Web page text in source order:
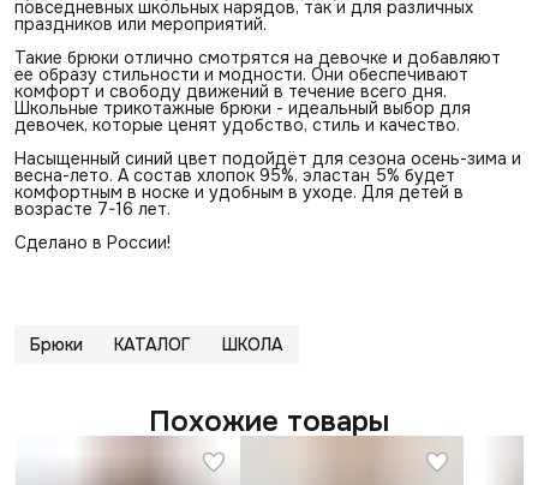
повседневных школьных нарядов, так и для различных
праздников или мероприятий.
Такие брюки отлично смотрятся на девочке и добавляют
ее образу стильности и модности. Они обеспечивают
комфорт и свободу движений в течение всего дня.
Школьные трикотажные брюки - идеальный выбор для
девочек, которые ценят удобство, стиль и качество.
Насыщенный синий цвет подойдёт для сезона осень-зима и
весна-лето. А состав хлопок 95%, эластан 5% будет
комфортным в носке и удобным в уходе. Для детей в
возрасте 7-16 лет.
Сделано в России!
Брюки КАТАЛОГ ШКОЛА
Похожие товары